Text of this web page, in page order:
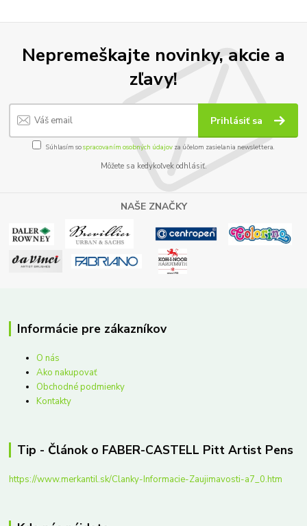
Nepremeškajte novinky, akcie a
zľavy!
Prihlásiť sa
Súhlasím sospracovaním osobných údajov za účelom zasielania newslettera.
Môžete sa kedykoľvek odhlásiť.
NAŠE ZNAČKY
Informácie pre zákazníkov
O nás
Ako nakupovať
Obchodné podmienky
Kontakty
Tip - Článok o FABER-CASTELL Pitt Artist Pens
https://www.merkantil.sk/Clanky-Informacie-Zaujimavosti-a7_0.htm